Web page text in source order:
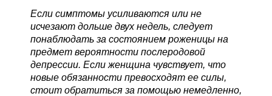
Если симптомы усиливаются или не
исчезают дольше двух недель, следует
понаблюдать за состоянием роженицы на
предмет вероятности послеродовой
депрессии. Если женщина чувствует, что
новые обязанности превосходят ее силы,
стоит обратиться за помощью немедленно,